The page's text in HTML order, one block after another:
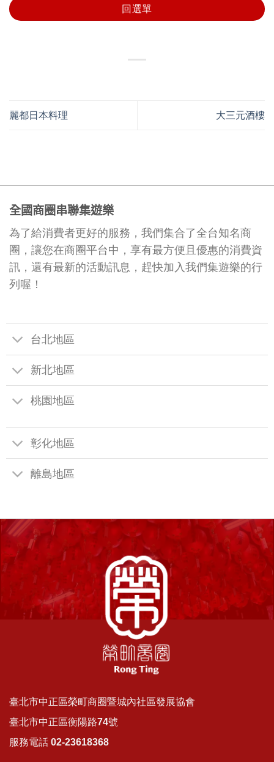
回選單
麗都日本料理 大三元酒樓
全國商圈串聯集遊樂
為了給消費者更好的服務，我們集合了全台知名商
圈，讓您在商圈平台中，享有最方便且優惠的消費資
訊，還有最新的活動訊息，趕快加入我們集遊樂的行
列喔！
台北地區
新北地區
桃園地區
彰化地區
離島地區
臺北市中正區榮町商圈暨城內社區發展協會
臺北市中正區衡陽路74號
服務電話 02-23618368